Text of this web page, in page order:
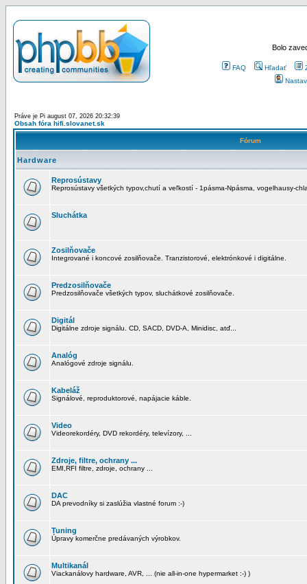
Bolo
FAQ Hľadať
Práve je Pi august 07, 2026 20:32:39
Obsah fóra hifi.slovanet.sk
Fórum
Hardware
Reprosústavy
Reprosústavy všetkých typov,chutí a veľkostí - 1pásma-Npásma, vogelhausy-
Sluchátka
Zosilňovače
Integrované i koncové zosilňovače. Tranzistorové, elektrónkové i digitálne.
Predzosilňovače
Predzosilňovače všetkých typov, sluchátkové zosilňovače.
Digitál
Digitálne zdroje signálu. CD, SACD, DVD-A, Minidisc, atď...
Analóg
Analógové zdroje signálu.
Kabeláž
Signálové, reproduktorové, napájacie káble.
Video
Videorekordéry, DVD rekordéry, televízory, ...
Zdroje, filtre, ochrany ...
EMI,RFI filtre, zdroje, ochrany ...
DAC
DA prevodníky si zaslúžia vlastné forum :-)
Tuning
Úpravy komerčne predávaných výrobkov.
Multikanál
Viackanálovy hardware, AVR, ... (nie all-in-one hypermarket :-) )